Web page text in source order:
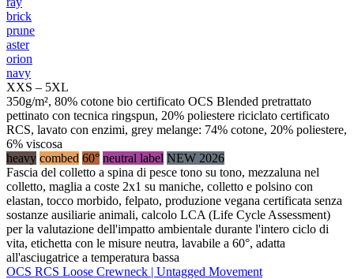
brick
prune
aster
orion
navy
XXS – 5XL
350g/m², 80% cotone bio certificato OCS Blended pretrattato
pettinato con tecnica ringspun, 20% poliestere riciclato certificato
RCS, lavato con enzimi, grey melange: 74% cotone, 20% poliestere,
6% viscosa
heavy combed 60° neutral label NEW 2026
Fascia del colletto a spina di pesce tono su tono, mezzaluna nel
colletto, maglia a coste 2x1 su maniche, colletto e polsino con
elastan, tocco morbido, felpato, produzione vegana certificata senza
sostanze ausiliarie animali, calcolo LCA (Life Cycle Assessment)
per la valutazione dell'impatto ambientale durante l'intero ciclo di
vita, etichetta con le misure neutra, lavabile a 60°, adatta
all'asciugatrice a temperatura bassa
OCS RCS Loose Crewneck | Untagged Movement